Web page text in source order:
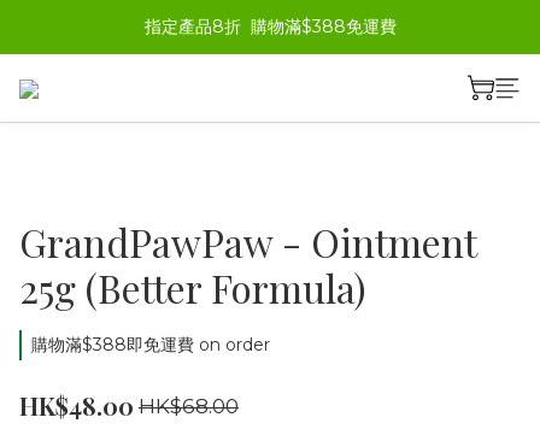
指定產品8折  購物滿$388免運費
GrandPawPaw - Ointment
25g (Better Formula)
購物滿$388即免運費 on order
HK$48.00 HK$68.00